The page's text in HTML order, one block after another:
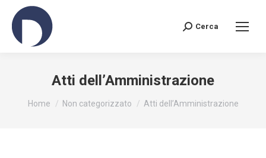
Search:
Cerca
Atti dell’Amministrazione
You are here:
Home Non categorizzato Atti dell’Amministrazione